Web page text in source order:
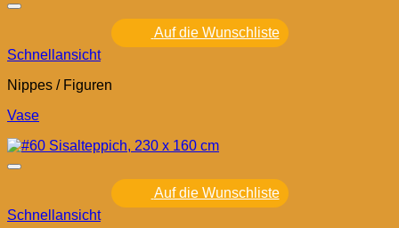
Auf die Wunschliste
Schnellansicht
Nippes / Figuren
Vase
Auf die Wunschliste
Schnellansicht